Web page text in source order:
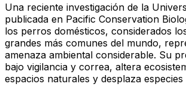
Una reciente investigación de la
publicada en Pacific Conservation
los perros domésticos, considerados
grandes más comunes del mundo,
amenaza ambiental considerable. Su
bajo vigilancia y correa, altera
espacios naturales y desplaza especies